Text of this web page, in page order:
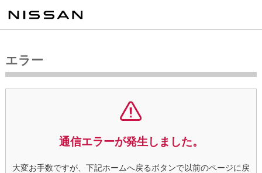
エラー
通信エラーが発生しました。
大変お手数ですが、下記ホームへ戻るボタンで以前のページに戻